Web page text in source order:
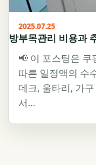
2025.07.25
방부목관리 비용과
📢 이 포스팅은 쿠
따른 일정액의 수
데크, 울타리, 가
서…